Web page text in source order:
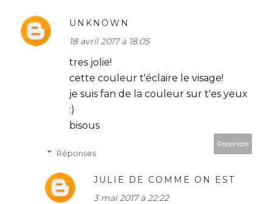
UNKNOWN
18 avril 2017 à 18:05
tres jolie!
cette couleur t'éclaire le visage!
je suis fan de la couleur sur t'es yeux
:)
bisous
Répondre
Réponses
JULIE DE COMME ON EST
3 mai 2017 à 22:22